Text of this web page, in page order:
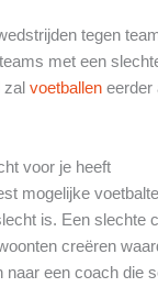
tegen
met een
zalvoetballen eerder
voor je heeft
mogelijke
is. Een slechte
creëren
een coach die